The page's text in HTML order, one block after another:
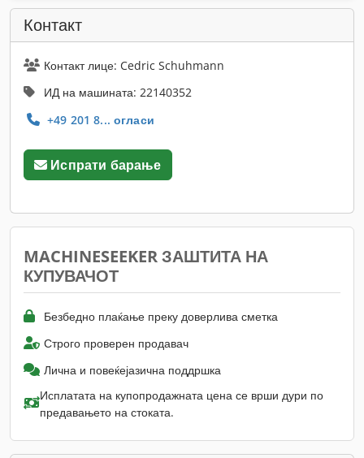
Контакт
Контакт лице: Cedric Schuhmann
ИД на машината: 22140352
+49 201 8... огласи
Испрати барање
MACHINESEEKER ЗАШТИТА НА
КУПУВАЧОТ
Безбедно плаќање преку доверлива сметка
Строго проверен продавач
Лична и повеќејазична поддршка
Исплатата на купопродажната цена се врши дури по
предавањето на стоката.